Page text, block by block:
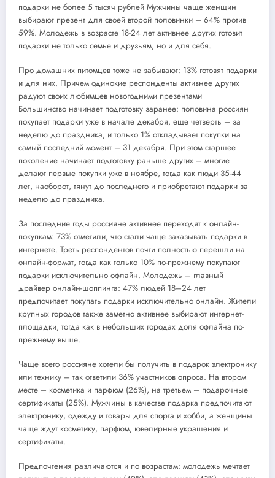
подарки не более 5 тысяч рублей Мужчины чаще женщин
выбирают презент для своей второй половинки – 64% против
59%. Молодежь в возрасте 18-24 лет активнее других готовит
подарки не только семье и друзьям, но и для себя.
Про домашних питомцев тоже не забывают: 13% готовят подарки
и для них. Причем одинокие респонденты активнее других
радуют своих любимцев новогодними презентами
Большинство начинает подготовку заранее: половина россиян
покупает подарки уже в начале декабря, еще четверть – за
неделю до праздника, и только 1% откладывает покупки на
самый последний момент – 31 декабря. При этом старшее
поколение начинает подготовку раньше других – многие
делают первые покупки уже в ноябре, тогда как люди 35-44
лет, наоборот, тянут до последнего и приобретают подарки за
неделю до праздника.
За последние годы россияне активнее переходят к онлайн-
покупкам: 73% отметили, что стали чаще заказывать подарки в
интернете. Треть респондентов почти полностью перешли на
онлайн-формат, тогда как только 10% по-прежнему покупают
подарки исключительно офлайн. Молодежь – главный
драйвер онлайн-шоппинга: 47% людей 18–24 лет
предпочитает покупать подарки исключительно онлайн. Жители
крупных городов также заметно активнее выбирают интернет-
площадки, тогда как в небольших городах доля офлайна по-
прежнему выше.
Чаще всего россияне хотели бы получить в подарок электронику
или технику – так ответили 36% участников опроса. На втором
месте – косметика и парфюм (26%), на третьем – подарочные
сертификаты (25%). Мужчины в качестве подарка предпочитают
электронику, одежду и товары для спорта и хобби, а женщины
чаще ждут косметику, парфюм, ювелирные украшения и
сертификаты.
Предпочтения различаются и по возрастам: молодежь мечтает